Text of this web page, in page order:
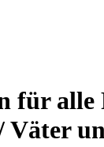
für alle
Väter